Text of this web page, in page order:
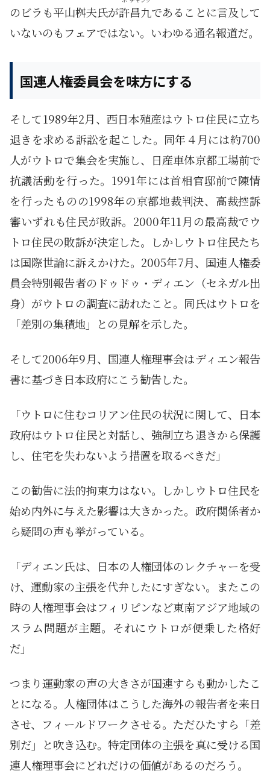
のビラも平山桝夫氏が許昌九であることに言及して
いないのもフェアではない。いわゆる通名報道だ。
国連人権委員会を味方にする
そして1989年2月、西日本殖産はウトロ住民に立ち
退きを求める訴訟を起こした。同年４月には約700
人がウトロで集会を実施し、日産車体京都工場前で
抗議活動を行った。1991年には首相官邸前で陳情
を行ったものの1998年の京都地裁判決、高裁控訴
審いずれも住民が敗訴。2000年11月の最高裁でウ
トロ住民の敗訴が決定した。しかしウトロ住民たち
は国際世論に訴えかけた。2005年7月、国連人権委
員会特別報告者のドゥドゥ・ディエン（セネガル出
身）がウトロの調査に訪れたこと。同氏はウトロを
「差別の集積地」との見解を示した。
そして2006年9月、国連人権理事会はディエン報告
書に基づき日本政府にこう勧告した。
「ウトロに住むコリアン住民の状況に関して、日本
政府はウトロ住民と対話し、強制立ち退きから保護
し、住宅を失わないよう措置を取るべきだ」
この勧告に法的拘束力はない。しかしウトロ住民を
始め内外に与えた影響は大きかった。政府関係者か
ら疑問の声も挙がっている。
「ディエン氏は、日本の人権団体のレクチャーを受
け、運動家の主張を代弁したにすぎない。またこの
時の人権理事会はフィリピンなど東南アジア地域の
スラム問題が主題。それにウトロが便乗した格好
だ」
つまり運動家の声の大きさが国連すらも動かしたこ
とになる。人権団体はこうした海外の報告者を来日
させ、フィールドワークさせる。ただひたすら「差
別だ」と吹き込む。特定団体の主張を真に受ける国
連人権理事会にどれだけの価値があるのだろう。